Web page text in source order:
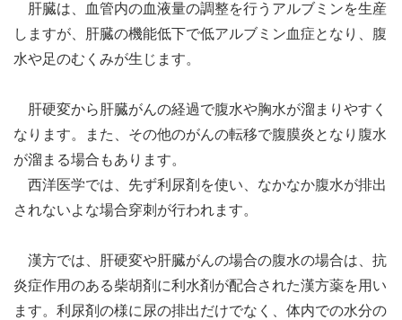
肝臓は、血管内の血液量の調整を行うアルブミンを生産
しますが、肝臓の機能低下で低アルブミン血症となり、腹
水や足のむくみが生じます。
肝硬変から肝臓がんの経過で腹水や胸水が溜まりやすく
なります。また、その他のがんの転移で腹膜炎となり腹水
が溜まる場合もあります。
西洋医学では、先ず利尿剤を使い、なかなか腹水が排出
されないよな場合穿刺が行われます。
漢方では、肝硬変や肝臓がんの場合の腹水の場合は、抗
炎症作用のある柴胡剤に利水剤が配合された漢方薬を用い
ます。利尿剤の様に尿の排出だけでなく、体内での水分の